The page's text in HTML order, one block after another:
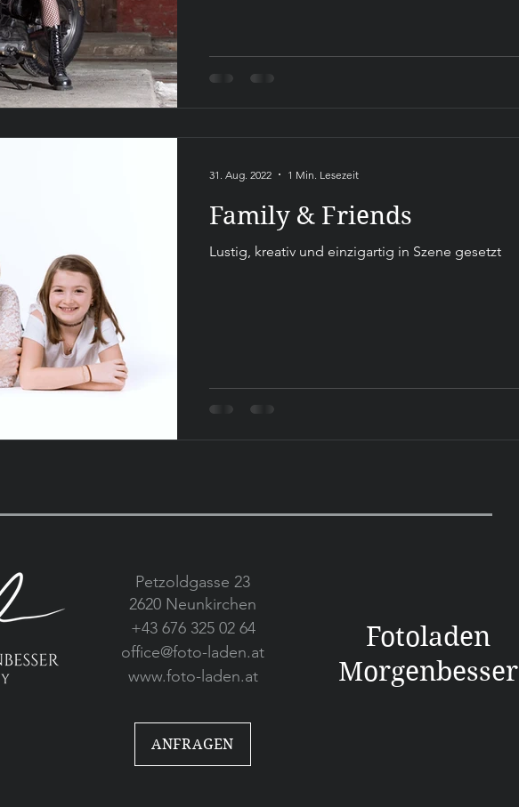
Family & Friends
Lustig, kreativ und einzigartig in Szene gesetzt
31. Aug. 2022 1 Min. Lesezeit
Petzoldgasse 23
2620 Neunkirchen
+43 676 325 02 64
office@foto-laden.at
www.foto-laden.at
ANFRAGEN
Fotoladen
Morgenbesser